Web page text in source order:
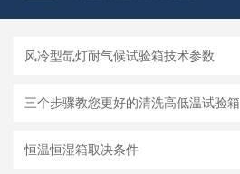
风冷型氙灯耐气候试验箱技术参数
三个步骤教您更好的清洗高低温试验箱
恒温恒湿箱取决条件